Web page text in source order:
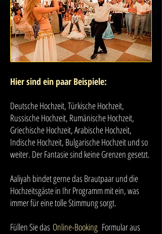
Hier sind ein paar Beispiele:
Deutsche Hochzeit, Türkische Hochzeit,
Russische Hochzeit, Rumänische Hochzeit,
Griechische Hochzeit, Arabische Hochzeit,
Indische Hochzeit, Bulgarische Hochzeit und so
weiter. Der Fantasie sind keine Grenzen gesetzt.
Aaliyah bindet gerne das Brautpaar und die
Hochzeitsgäste in Ihr Programm mit ein, was
immer für eine tolle Stimmung sorgt.
Füllen Sie das Online-Booking Formular aus